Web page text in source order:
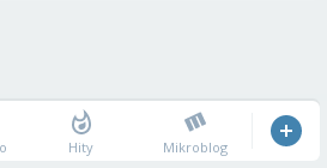
Hity Mikroblog